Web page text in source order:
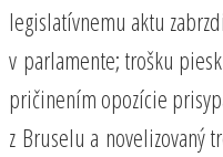
legislatívnemu aktu
v parlamente; trošku
pričinením opozície
z Bruselu a novelizovaný